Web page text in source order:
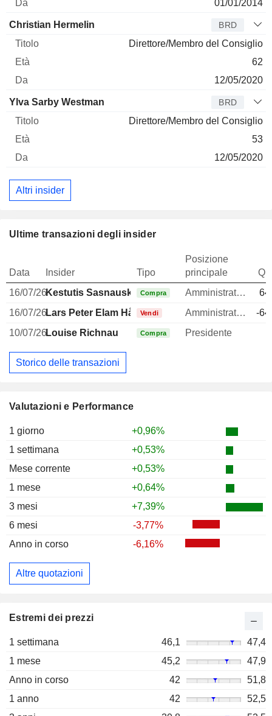
Valutazioni e Performance
1 giorno
+0,96%
1 settimana
+0,53%
Mese corrente
+0,53%
1 mese
+0,64%
3 mesi
+7,39%
6 mesi
-3,77%
Anno in corso
-6,16%
Altre quotazioni
Estremi dei prezzi
1 settimana 46,1
47,4
1 mese
45,2
47,9
Anno in corso
42
51,8
1 anno
42
52,5
01/01/2014
Christian Hermelin BRD
Direttore/Membro del Consiglio
62
12/05/2020
Ylva Sarby Westman BRD
Direttore/Membro del Consiglio
53
12/05/2020
Altri insider
Ultime transazioni degli insider
Data Insider Tipo
Posizione
principale
16/07/26Kestutis SasnauskasCompra Amministratore delegato
16/07/26Lars Peter Elam Håkansson
Vendi Amministratore
-
10/07/26Louise Richnau Compra Presidente
Storico delle transazioni